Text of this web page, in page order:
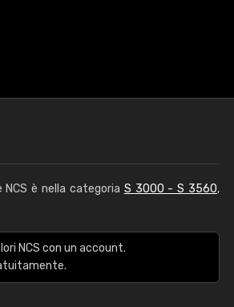
NCS è nella categoria S 3000 - S 3560,
NCS con un account.